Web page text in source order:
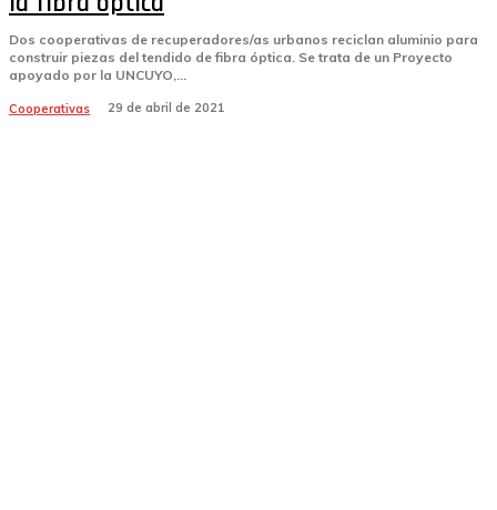
Dos cooperativas de recuperadores/as urbanos reciclan aluminio para
construir piezas del tendido de fibra óptica. Se trata de un Proyecto
apoyado por la UNCUYO,...
Cooperativas 29 de abril de 2021